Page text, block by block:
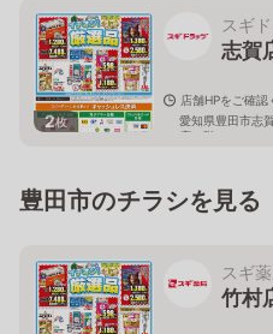
2枚
スギ
志賀
店舗HPをご確認
愛知県豊田市志
店２階
豊田市のチラシを見る
スギ
竹村